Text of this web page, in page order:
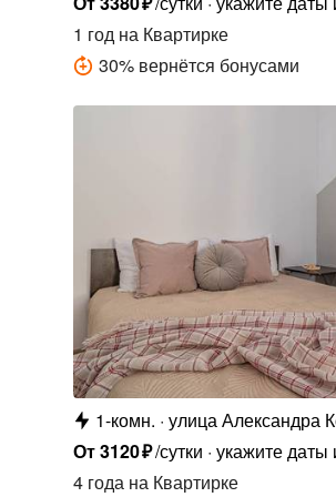
1 годна Квартирке
30% вернётся бонусами
1-комн. улица Александра
От3120₽/сутки укажите даты
4 годана Квартирке